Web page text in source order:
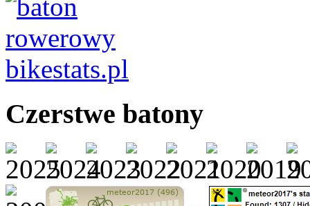
Czerstwe batony